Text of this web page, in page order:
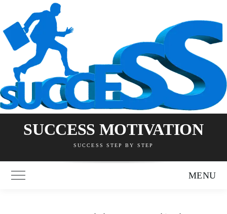
content
SUCCESS MOTIVATION
SUCCESS STEP BY STEP
Toggle Main Menu MENU